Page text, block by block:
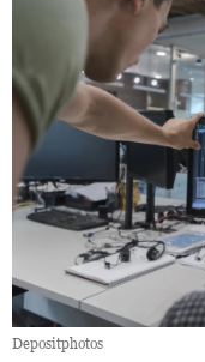
Depositphotos